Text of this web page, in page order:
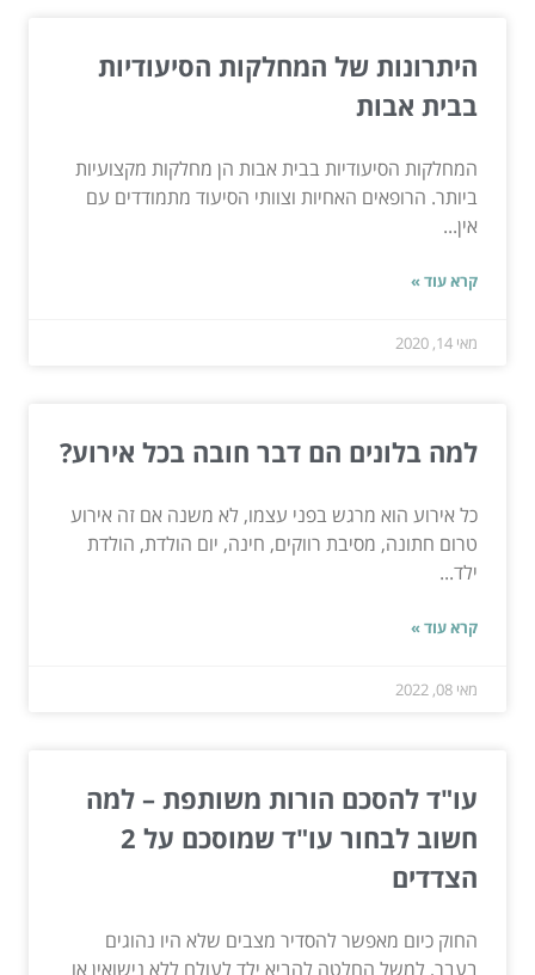
היתרונות של המחלקות הסיעודיות
בבית אבות
המחלקות הסיעודיות בבית אבות הן מחלקות מקצועיות
ביותר. הרופאים האחיות וצוותי הסיעוד מתמודדים עם
אין...
קרא עוד »
מאי 14, 2020
למה בלונים הם דבר חובה בכל אירוע?
כל אירוע הוא מרגש בפני עצמו, לא משנה אם זה אירוע
טרום חתונה, מסיבת רווקים, חינה, יום הולדת, הולדת
ילד...
קרא עוד »
מאי 08, 2022
עו"ד להסכם הורות משותפת – למה
חשוב לבחור עו"ד שמוסכם על 2
הצדדים
החוק כיום מאפשר להסדיר מצבים שלא היו נהוגים
בעבר, למשל החלטה להביא ילד לעולם ללא נישואין או